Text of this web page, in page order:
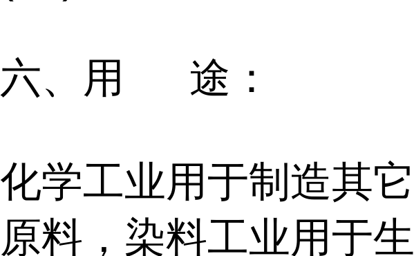
六、用 途：
化学工业用于制造其
原料，染料工业用于